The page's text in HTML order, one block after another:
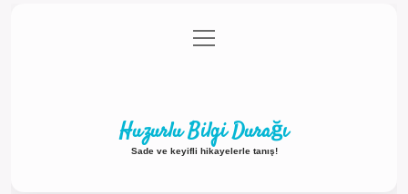
Gizlilik Politikası
menüyü
aç
Huzurlu Bilgi Durağı
Sade ve keyifli hikayelerle tanış!